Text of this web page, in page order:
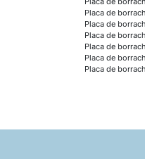
Placa de
Placa de
Placa de
Placa de
Placa de
Placa de